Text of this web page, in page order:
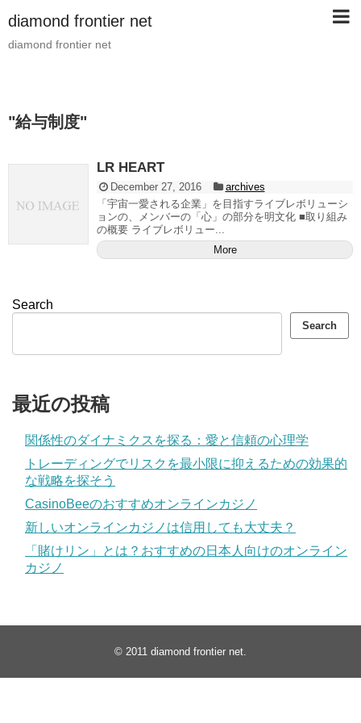
diamond frontier net
diamond frontier net
"給与制度"
LR HEART
December 27, 2016
archives
「宇宙一愛される企業」を目指すライブレボリューシ
ョンの、メンバーの「心」の部分を明文化 ■取り組み
の概要 ライブレボリュー...
More
Search
Search
最近の投稿
関係性のダイナミクスを探る：愛と信頼の心理学
トレーディングでリスクを最小限に抑えるための効果的
な戦略を探そう
CasinoBeeのおすすめオンラインカジノ
新しいオンラインカジノは信用しても大丈夫？
「賭けリン」とは？おすすめの日本人向けのオンライン
カジノ
© 2011 diamond frontier net